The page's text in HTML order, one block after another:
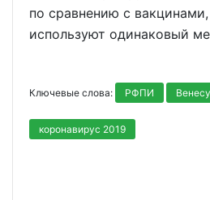
по сравнению с
используют одинаковый
Ключевые слова: РФПИ
коронавирус 2019